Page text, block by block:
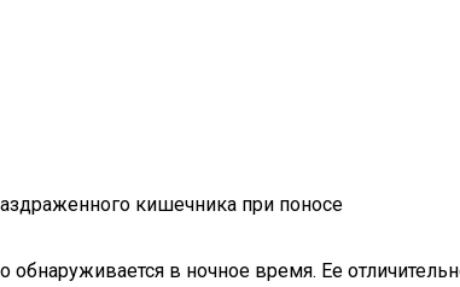
кишечника при поносе
в ночное время. Ее